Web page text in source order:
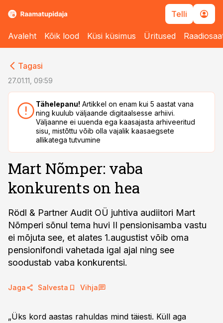
Telli
Avaleht Kõik lood Küsi küsimus Üritused
Tagasi
27.01.11, 09:59
Tähelepanu! Artikkel on enam kui 5 aastat vana
ning kuulub väljaande digitaalsesse arhiivi.
Väljaanne ei uuenda ega kaasajasta arhiveeritud
sisu, mistõttu võib olla vajalik kaasaegsete
allikatega tutvumine
Mart Nõmper: vaba
konkurents on hea
Rödl & Partner Audit OÜ juhtiva audiitori Mart
Nõmperi sõnul tema huvi II pensionisamba vastu
ei mõjuta see, et alates 1.augustist võib oma
pensionifondi vahetada igal ajal ning see
soodustab vaba konkurentsi.
Jaga Salvesta Vihja
„Üks kord aastas rahuldas mind täiesti. Küll aga